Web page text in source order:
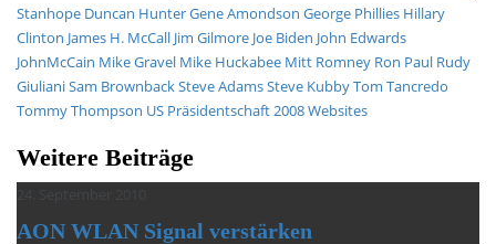
Stanhope Duncan HunterGene Amondson George Phillies Hillary
Clinton James H. McCall Jim Gilmore Joe Biden John Edwards
JohnMcCain Mike Gravel Mike Huckabee Mitt Romney Ron Paul Rudy
GiulianiSam BrownbackSteve AdamsSteve KubbyTom Tancredo
Tommy Thompson US Präsidentschaft 2008Websites
Weitere Beiträge
AON WLAN Signal verstärken